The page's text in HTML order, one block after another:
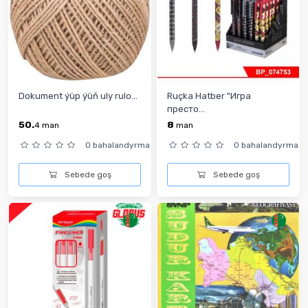
Dokument ýüp ýüň uly rulo...
50.4 man
0 bahalandyrma
Sebede goş
Ruçka Hatber "Игра
престо...
8 man
0 bahalandyrma
Sebede goş